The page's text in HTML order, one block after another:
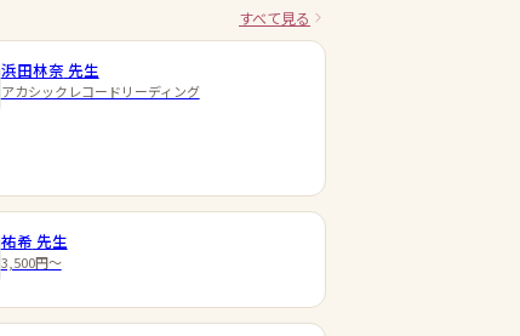
すべて見る
浜田林奈 先生
アカシックレコードリーディング
祐希 先生
3,500円〜